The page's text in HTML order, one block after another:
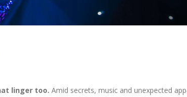
linger too. Amid secrets, music and unexpected